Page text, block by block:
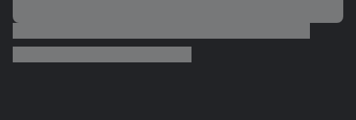
Brasileiro